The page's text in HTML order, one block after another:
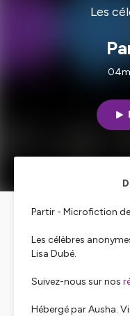
Les
Partir - Microfiction
Les célèbres
Lisa Dubé.
Suivez-nous sur nos
Hébergé par Ausha.